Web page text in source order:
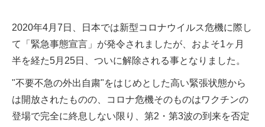
2020年4月7日、日本では新型コロナウイルス危機に際し
て「緊急事態宣言」が発令されましたが、およそ1ヶ月
半を経た5月25日、ついに解除される事となりました。
"不要不急の外出自粛"をはじめとした高い緊張状態から
は開放されたものの、コロナ危機そのものはワクチンの
登場で完全に終息しない限り、第2・第3波の到来を否定